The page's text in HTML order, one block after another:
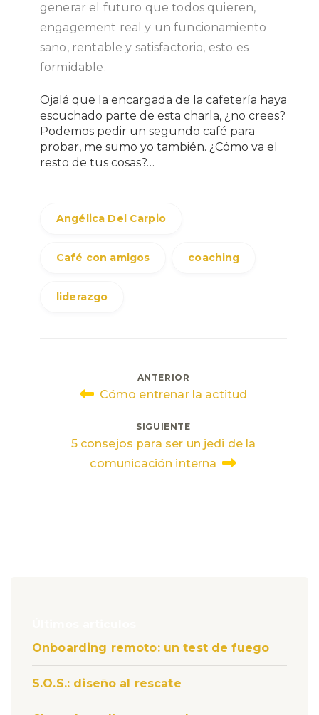
generar el futuro que todos quieren,
engagement real y un funcionamiento
sano, rentable y satisfactorio, esto es
formidable.
Ojalá que la encargada de la cafetería haya
escuchado parte de esta charla, ¿no crees?
Podemos pedir un segundo café para
probar, me sumo yo también. ¿Cómo va el
resto de tus cosas?…
Angélica Del Carpio
Café con amigos coaching
liderazgo
Navegación
entradas
ANTERIOR
Cómo entrenar la actitud
SIGUIENTE
5 consejos para ser un jedi de la
comunicación interna
Onboarding remoto: un test de fuego
S.O.S.: diseño al rescate